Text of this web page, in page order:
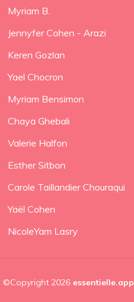
Myriam B.
Jennyfer Cohen - Arazi
Keren Gozlan
Yael Chocron
Myriam Bensimon
Chaya Ghebali
Valerie Halfon
Esther Sitbon
Carole Taillandier Chouraqui
Yaël Cohen
NicoleYam Lasry
©Copyright 2026 essentielle.app